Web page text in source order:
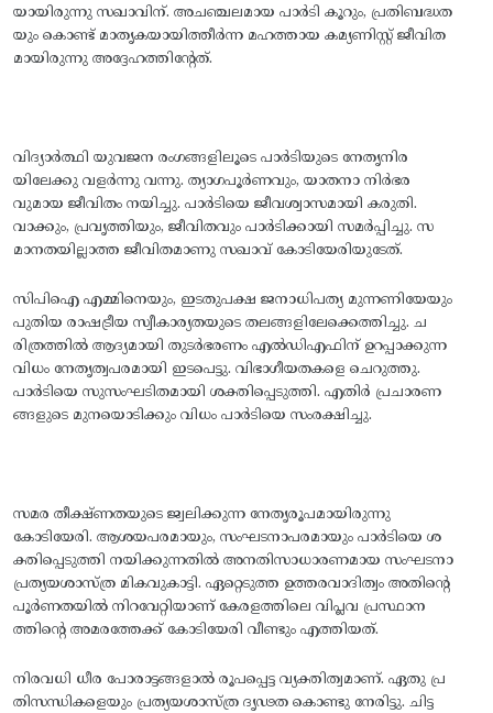
യായിരുന്നു സഖാവിന്‌. അചഞ്ചലമായ പാര്‍ടി കൂറും, പ്രതിബദ്ധത
യും കൊണ്ട്‌ മാതൃകയായിത്തീര്‍ന്ന മഹത്തായ കമ്യണിസ്റ്റ്‌ ജീവിത
മായിരുന്നു അദ്ദേഹത്തിന്റേത്‌.
വിദ്യാര്‍ത്ഥി യുവജന രംഗങ്ങളിലൂടെ പാര്‍ടിയുടെ നേതൃനിര
യിലേക്കു വളര്‍ന്നു വന്നു. ത്യാഗപൂര്‍ണവും, യാതനാ നിര്‍ഭര
വുമായ ജീവിതം നയിച്ചു. പാര്‍ടിയെ ജീവശ്വാസമായി കരുതി.
വാക്കും, പ്രവൃത്തിയും, ജീവിതവും പാര്‍ടിക്കായി സമര്‍പ്പിച്ചു. സ
മാനതയില്ലാത്ത ജീവിതമാണു സഖാവ് കോടിയേരിയുടേത്‌.
സിപിഐ എമ്മിനെയും, ഇടതുപക്ഷ ജനാധിപത്യ മുന്നണിയേയും
പുതിയ രാഷട്രീയ സ്വീകാര്യതയുടെ തലങ്ങളിലേക്കെത്തിച്ചു. ച
രിത്രത്തില്‍ ആദ്യമായി തുടര്‍ഭരണം എല്‍ഡിഎഫിന്‌ ഉറപ്പാക്കുന്ന
വിധം നേതൃത്വപരമായി ഇടപെട്ടു. വിഭാഗീയതകളെ ചെറുത്തു.
പാര്‍ടിയെ സുസംഘടിതമായി ശക്തിപ്പെടുത്തി. എതിര്‍ പ്രചാരണ
ങ്ങളുടെ മുനയൊടിക്കും വിധം പാര്‍ടിയെ സംരക്ഷിച്ചു.
സമര തീക്ഷ്‌ണതയുടെ ജ്വലിക്കുന്ന നേതൃരൂപമായിരുന്നു
കോടിയേരി. ആശയപരമായും, സംഘടനാപരമായും പാര്‍ടിയെ ശ
ക്തിപ്പെടുത്തി നയിക്കുന്നതില്‍ അനതിസാധാരണമായ സംഘടനാ
പ്രത്യയശാസ്‌ത്ര മികവുകാട്ടി. ഏറ്റെടുത്ത ഉത്തരവാദിത്വം അതിന്റെ
പൂര്‍ണതയില്‍ നിറവേറ്റിയാണ്‌ കേരളത്തിലെ വിപ്ലവ പ്രസ്ഥാന
ത്തിന്റെ അമരത്തേക്ക്‌ കോടിയേരി വീണ്ടും എത്തിയത്‌.
നിരവധി ധീര പോരാട്ടങ്ങളാല്‍ രൂപപ്പെട്ട വ്യക്തിത്വമാണ്‌. ഏതു പ്ര
തിസന്ധികളെയും പ്രത്യയശാസ്‌ത്ര ദൃഢത കൊണ്ടു നേരിട്ടു. ചിട്ട